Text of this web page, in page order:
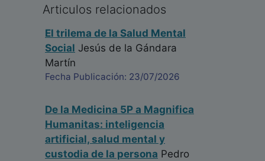
Articulos relacionados
El trilema de la Salud Mental
Social Jesús de la Gándara
Martín
Fecha Publicación: 23/07/2026
De la Medicina 5P a Magnifica
Humanitas: inteligencia
artificial, salud mental y
custodia de la persona Pedro